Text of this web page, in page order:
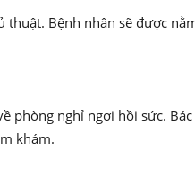
Bệnh nhân sẽ được
phòng nghỉ ngơi hồi sức.
khám.